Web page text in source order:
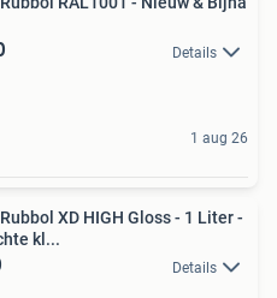
Details
1 aug 26
XD HIGH Gloss - 1 Liter -
kl...
Details